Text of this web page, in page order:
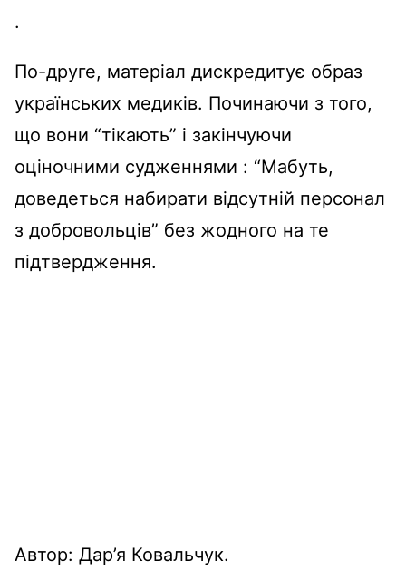
.
По-друге, матеріал дискредитує образ
українських медиків. Починаючи з того,
що вони “тікають” і закінчуючи
оціночними судженнями : “Мабуть,
доведеться набирати відсутній персонал
з добровольців” без жодного на те
підтвердження.
Автор: Дар’я Ковальчук.